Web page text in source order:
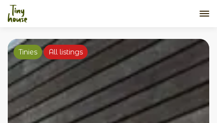
Tinies All listings